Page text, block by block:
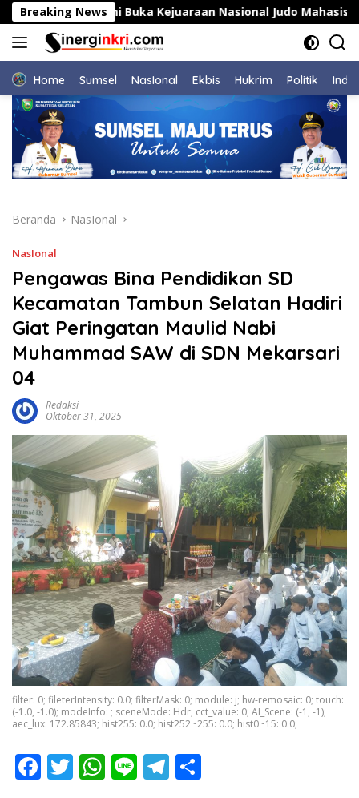
Langsung
ke
konten
Breaking News
Resmi Buka Kejuaraan Nasional Judo Mahasiswa Antar
Home Sumsel NasIonal Ekbis Hukrim Politik
Beranda NasIonal
NasIonal
Pengawas Bina Pendidikan SD
Kecamatan Tambun Selatan Hadiri
Giat Peringatan Maulid Nabi
Muhammad SAW di SDN Mekarsari
04
Redaksi
Oktober 31, 2025
filter: 0; fileterIntensity: 0.0; filterMask: 0; module: j; hw-remosaic: 0; touch:
(-1.0, -1.0); modeInfo: ; sceneMode: Hdr; cct_value: 0; AI_Scene: (-1, -1);
aec_lux: 172.85843; hist255: 0.0; hist252~255: 0.0; hist0~15: 0.0;
F T W Li T